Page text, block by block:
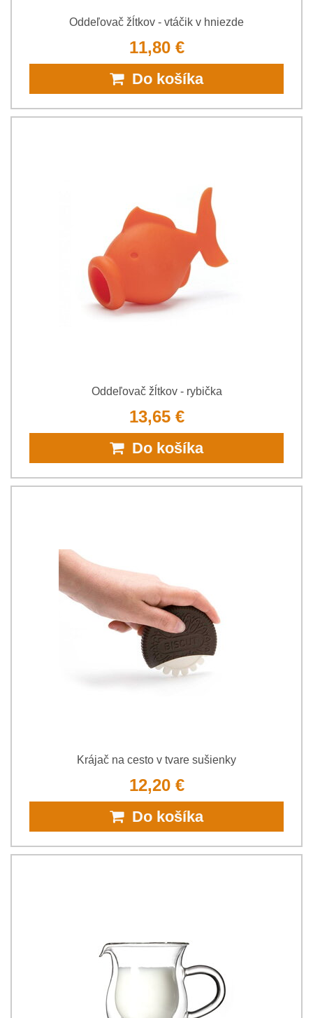
Oddeľovač žĺtkov - vtáčik v hniezde
11,80 €
Do košíka
Oddeľovač žĺtkov - rybička
13,65 €
Do košíka
Krájač na cesto v tvare sušienky
12,20 €
Do košíka